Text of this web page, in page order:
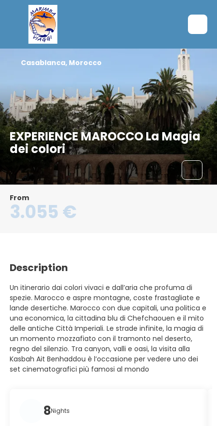
EXPERIENCE MAROCCO La Magia
dei colori
Casablanca, Morocco
From
3.055 €
Description
Un itinerario dai colori vivaci e dall’aria che profuma di
spezie. Marocco e aspre montagne, coste frastagliate e
lande desertiche. Marocco con due capitali, una politica e
una economica, la cittadina blu di Chefchaouen e il mito
delle antiche Città Imperiali. Le strade infinite, la magia di
un momento mozzafiato con il tramonto nel deserto,
regno del silenzio. Tra canyon, valli e oasi, la visita alla
Kasbah Ait Benhaddou è l’occasione per vedere uno dei
set cinematografici più famosi al mondo
8Nights